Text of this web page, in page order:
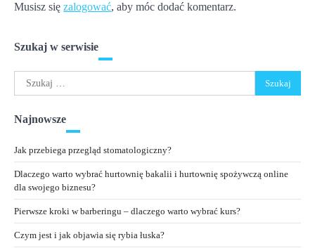
Musisz się zalogować, aby móc dodać komentarz.
Szukaj w serwisie
Szukaj:
Najnowsze
Jak przebiega przegląd stomatologiczny?
Dlaczego warto wybrać hurtownię bakalii i hurtownię spożywczą online
dla swojego biznesu?
Pierwsze kroki w barberingu – dlaczego warto wybrać kurs?
Czym jest i jak objawia się rybia łuska?